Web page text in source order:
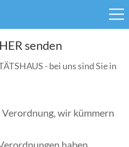
senden
- bei uns sind Sie in
Verordnung, wir kümmern
haben,